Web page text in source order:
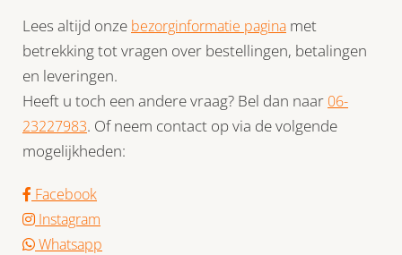
Lees altijd onze bezorginformatie pagina met
betrekking tot vragen over bestellingen, betalingen
en leveringen.
Heeft u toch een andere vraag? Bel dan naar 06-
23227983. Of neem contact op via de volgende
mogelijkheden:
Facebook
Instagram
Whatsapp